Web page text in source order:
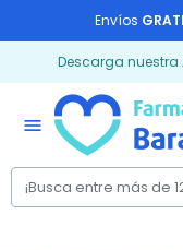
Envíos
Descarga nuestra
menu